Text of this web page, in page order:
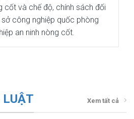
cốt và chế độ, chính sách đối
công nghiệp quốc phòng
an ninh nòng cốt.
Xem tất cả